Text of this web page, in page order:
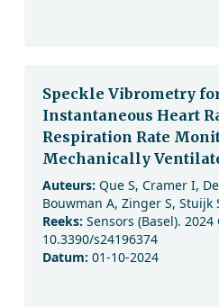
Speckle Vibrometry
Instantaneous Heart
Respiration Rate
Mechanically
Auteurs: Que S, Cramer I,
Bouwman A, Zinger S, Stuijk
Reeks: Sensors (Basel).
10.3390/s24196374
Datum: 01-10-2024